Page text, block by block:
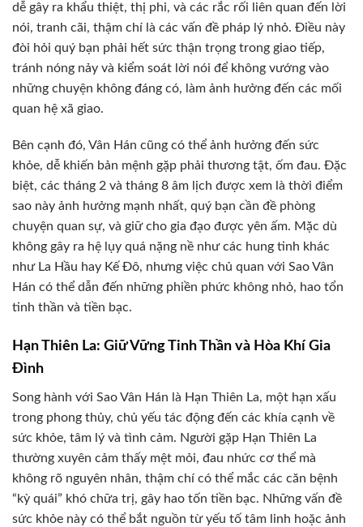
dễ gây ra khẩu thiệt, thị phi, và các rắc rối liên quan đến lời
nói, tranh cãi, thậm chí là các vấn đề pháp lý nhỏ. Điều này
đòi hỏi quý bạn phải hết sức thận trọng trong giao tiếp,
tránh nóng nảy và kiểm soát lời nói để không vướng vào
những chuyện không đáng có, làm ảnh hưởng đến các mối
quan hệ xã giao.
Bên cạnh đó, Vân Hán cũng có thể ảnh hưởng đến sức
khỏe, dễ khiến bản mệnh gặp phải thương tật, ốm đau. Đặc
biệt, các tháng 2 và tháng 8 âm lịch được xem là thời điểm
sao này ảnh hưởng mạnh nhất, quý bạn cần đề phòng
chuyện quan sự, và giữ cho gia đạo được yên ấm. Mặc dù
không gây ra hệ lụy quá nặng nề như các hung tinh khác
như La Hầu hay Kế Đô, nhưng việc chủ quan với Sao Vân
Hán có thể dẫn đến những phiền phức không nhỏ, hao tổn
tinh thần và tiền bạc.
Hạn Thiên La: Giữ Vững Tinh Thần và Hòa Khí Gia
Đình
Song hành với Sao Vân Hán là Hạn Thiên La, một hạn xấu
trong phong thủy, chủ yếu tác động đến các khía cạnh về
sức khỏe, tâm lý và tình cảm. Người gặp Hạn Thiên La
thường xuyên cảm thấy mệt mỏi, đau nhức cơ thể mà
không rõ nguyên nhân, thậm chí có thể mắc các căn bệnh
“kỳ quái” khó chữa trị, gây hao tốn tiền bạc. Những vấn đề
sức khỏe này có thể bắt nguồn từ yếu tố tâm linh hoặc ảnh